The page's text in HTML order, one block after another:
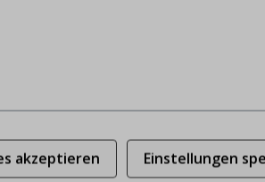
akzeptieren Einstellungen